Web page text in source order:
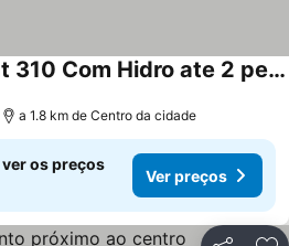
Saint Sebastian Flat 310 Com Hidro ate 2 pessoas
a 1.8 km de Centro da cidade
os preços
Ver preços